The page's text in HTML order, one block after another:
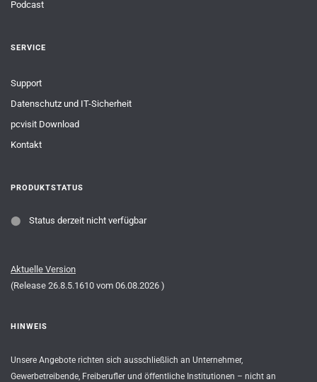
Podcast
SERVICE
Support
Datenschutz und IT-Sicherheit
pcvisit Download
Kontakt
PRODUKTSTATUS
⬤ Status derzeit nicht verfügbar
Aktuelle Version
(Release 26.8.5.1610 vom 06.08.2026 )
HINWEIS
Unsere Angebote richten sich ausschließlich an Unternehmer,
Gewerbetreibende, Freiberufler und öffentliche Institutionen – nicht an